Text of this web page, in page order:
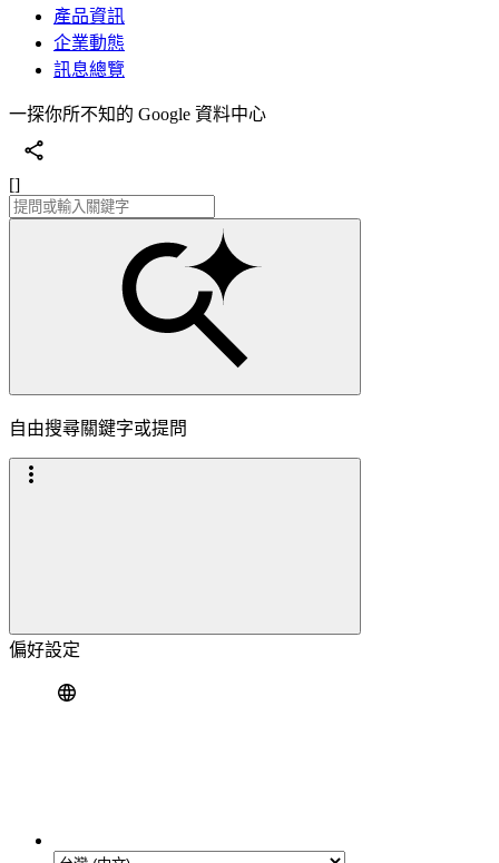
產品資訊
企業動態
訊息總覽
一探你所不知的 Google 資料中心
[]
自由搜尋關鍵字或提問
偏好設定